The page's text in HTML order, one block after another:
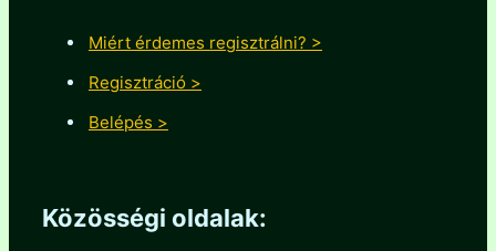
Miért érdemes regisztrálni? >
Regisztráció >
Belépés >
Közösségi oldalak: